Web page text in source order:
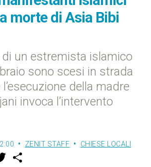
morte di Asia Bibi
un estremista islamico
sono scesi in strada
della madre
invoca l’intervento
ZENIT STAFF CHIESE LOCALI
w